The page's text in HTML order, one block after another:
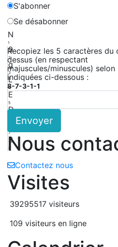
S'abonner
Se désabonner
N
1
9
2
g
3
L
4
E
5
D
7
3
8
Recopiez les 5 caractères du
dessus (en respectant
majuscules/minuscules)
indiquées ci-dessous :
8-7-3-1-1
Envoyer
Nous
Contactez nous
Visites
39295517 visiteurs
109 visiteurs en ligne